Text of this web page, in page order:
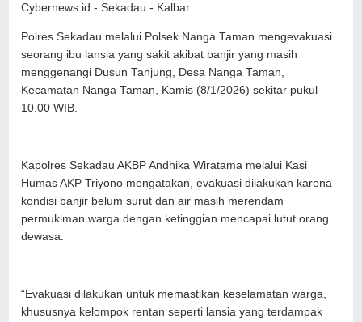
Cybernews.id - Sekadau - Kalbar.
Polres Sekadau melalui Polsek Nanga Taman mengevakuasi
seorang ibu lansia yang sakit akibat banjir yang masih
menggenangi Dusun Tanjung, Desa Nanga Taman,
Kecamatan Nanga Taman, Kamis (8/1/2026) sekitar pukul
10.00 WIB.
Kapolres Sekadau AKBP Andhika Wiratama melalui Kasi
Humas AKP Triyono mengatakan, evakuasi dilakukan karena
kondisi banjir belum surut dan air masih merendam
permukiman warga dengan ketinggian mencapai lutut orang
dewasa.
“Evakuasi dilakukan untuk memastikan keselamatan warga,
khususnya kelompok rentan seperti lansia yang terdampak